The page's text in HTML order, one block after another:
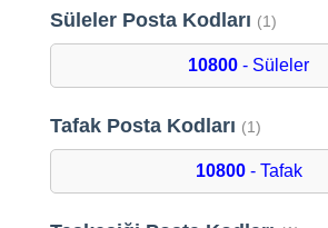
Süleler Posta Kodları (1)
10800 - Süleler
Tafak Posta Kodları (1)
10800- Tafak